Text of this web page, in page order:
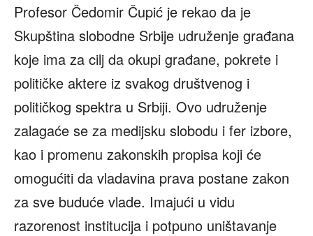
Profesor Čedomir Čupić je rekao da je
Skupština slobodne Srbije udruženje građana
koje ima za cilj da okupi građane, pokrete i
političke aktere iz svakog društvenog i
političkog spektra u Srbiji. Ovo udruženje
zalagaće se za medijsku slobodu i fer izbore,
kao i promenu zakonskih propisa koji će
omogućiti da vladavina prava postane zakon
za sve buduće vlade. Imajući u vidu
razorenost institucija i potpuno uništavanje